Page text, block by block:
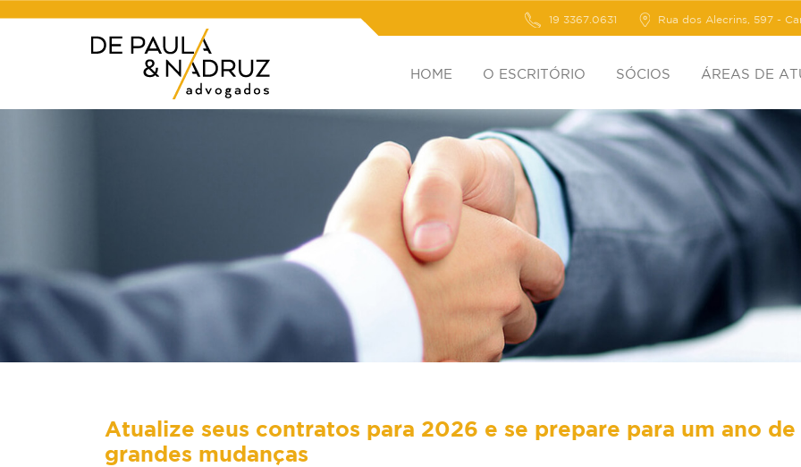
19 3367.0631 Rua dos Alecrins, 597 -
HOME O ESCRITÓRIO SÓCIOS ÁREAS DE
Atualize seus contratos para 2026 e se prepare para um ano de
grandes mudanças